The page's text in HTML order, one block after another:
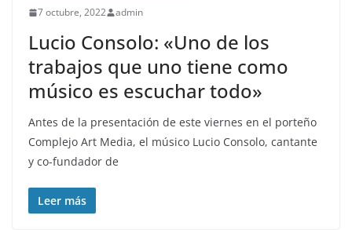
7 octubre, 2022 admin
Lucio Consolo: «Uno de los
trabajos que uno tiene como
músico es escuchar todo»
Antes de la presentación de este viernes en el porteño
Complejo Art Media, el músico Lucio Consolo, cantante
y co-fundador de
Leer más